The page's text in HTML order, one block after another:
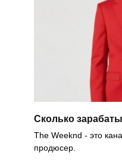
Cколько
The Weeknd - это
продюсер.